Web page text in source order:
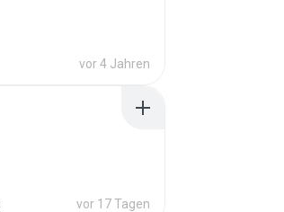
vor 4 Jahren
vor 17 Tagen